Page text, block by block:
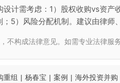
设计需考虑：1）股权收购vs资
5）风险分配机制。建议由律师
不构成法律意见。如需专业法律
重组 | 杨春宝 | 案例 | 海外投资并购